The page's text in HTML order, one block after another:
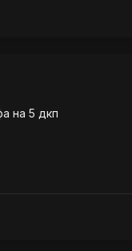
на 5 дкп